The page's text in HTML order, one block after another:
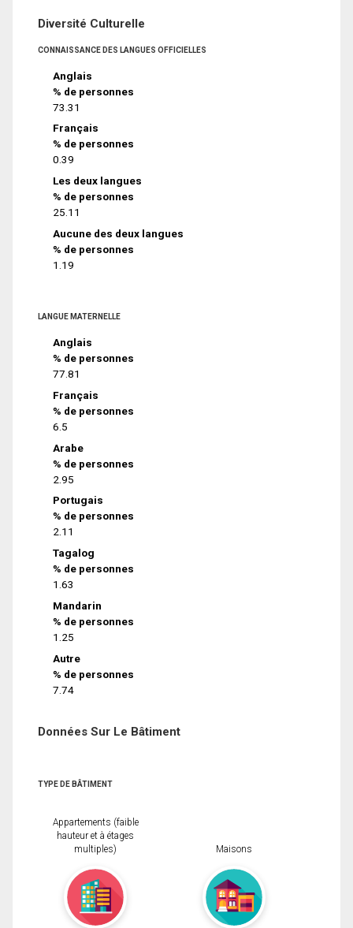
Diversité Culturelle
CONNAISSANCE DES LANGUES OFFICIELLES
Anglais
% de personnes
73.31
Français
% de personnes
0.39
Les deux langues
% de personnes
25.11
Aucune des deux langues
% de personnes
1.19
LANGUE MATERNELLE
Anglais
% de personnes
77.81
Français
% de personnes
6.5
Arabe
% de personnes
2.95
Portugais
% de personnes
2.11
Tagalog
% de personnes
1.63
Mandarin
% de personnes
1.25
Autre
% de personnes
7.74
Données Sur Le Bâtiment
TYPE DE BÂTIMENT
Appartements (faible
hauteur et à étages
multiples)
Maisons